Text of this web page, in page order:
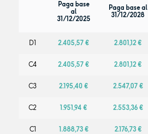
Paga base
al
31/12/2025
Paga base al
31/12/2028
D1 2.405,57 € 2.801,12 €
C4 2.405,57 € 2.801,12 €
C3 2.195,40 € 2.547,07 €
C2 1.951,94 € 2.553,36 €
C1 1.888,73 € 2.176,73 €